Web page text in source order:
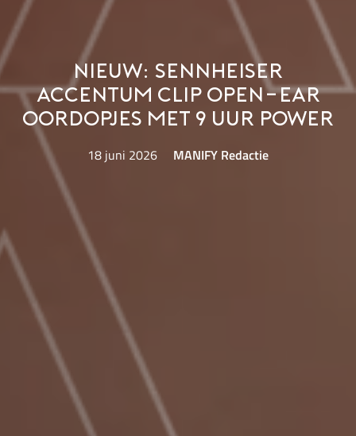
Nieuw: Sennheiser
Accentum Clip open-ear
oordopjes met 9 uur power
18 juni 2026 MANIFY Redactie